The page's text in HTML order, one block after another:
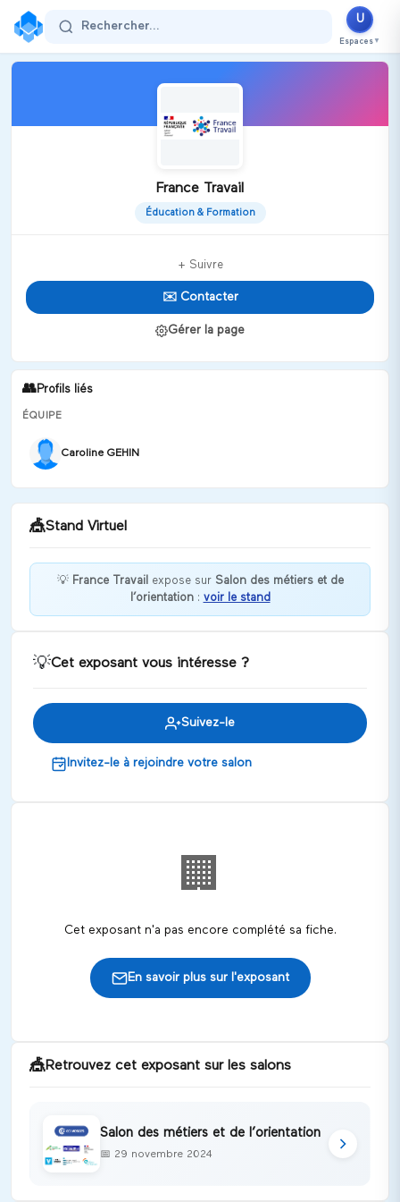
Rechercher...
U
Espaces ▼
France Travail
Éducation & Formation
+ Suivre
✉️ Contacter
Gérer la page
👥Profils liés
ÉQUIPE
Caroline GEHIN
🎪Stand Virtuel
Bienvenue chez France Travail !
💡 France Travail expose sur Salon des métiers et de
l’orientation: voir le stand
💡Cet exposant vous intéresse ?
Suivez-le
Invitez-le à rejoindre votre salon
🏢
Cet exposant n'a pas encore complété sa fiche.
En savoir plus sur l'exposant
🎪Retrouvez cet exposant sur les salons
Salon des métiers et de l’orientation
📅 29 novembre 2024